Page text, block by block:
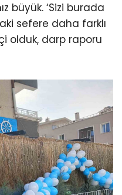
büyük. ‘Sizi burada
sefere daha farklı
olduk, darp raporu